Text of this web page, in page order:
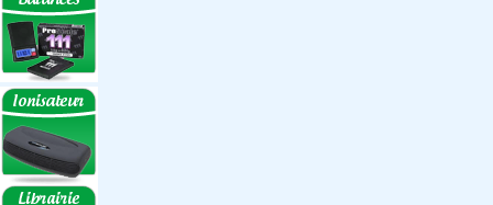
GrowLab
Box par taille
Box 40 cm
Box 60 cm
Box 80-90 cm
Box 120 cm